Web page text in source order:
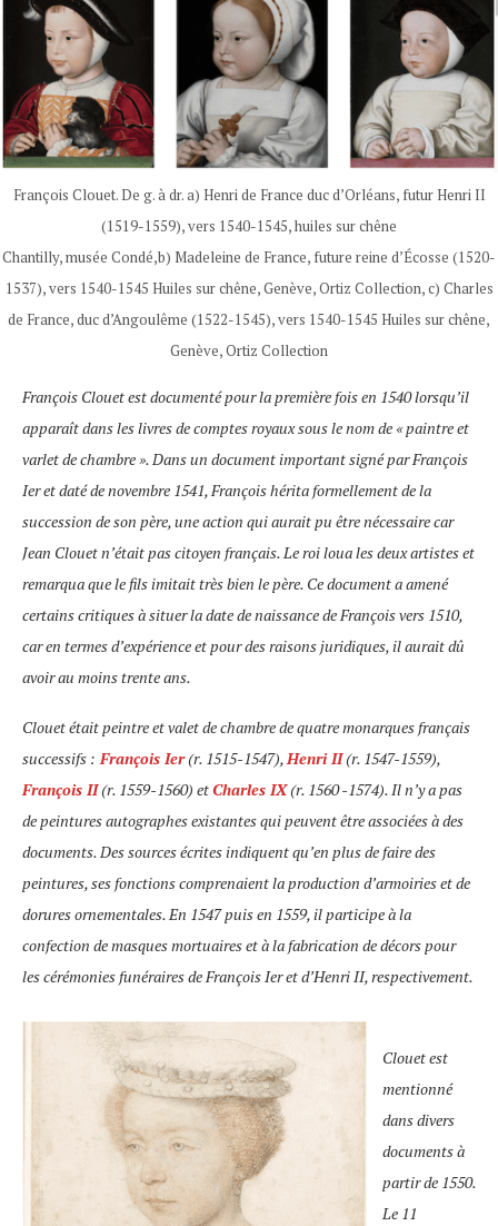
François Clouet. De g. à dr. a) Henri de France duc d’Orléans, futur Henri II
(1519-1559), vers 1540-1545, huiles sur chêne
Chantilly, musée Condé,b) Madeleine de France, future reine d’Écosse (1520-
1537), vers 1540-1545 Huiles sur chêne, Genève, Ortiz Collection, c) Charles
de France, duc d’Angoulême (1522-1545), vers 1540-1545 Huiles sur chêne,
Genève, Ortiz Collection
François Clouet est documenté pour la première fois en 1540 lorsqu’il
apparaît dans les livres de comptes royaux sous le nom de « paintre et
varlet de chambre ». Dans un document important signé par François
Ier et daté de novembre 1541, François hérita formellement de la
succession de son père, une action qui aurait pu être nécessaire car
Jean Clouet n’était pas citoyen français. Le roi loua les deux artistes et
remarqua que le fils imitait très bien le père. Ce document a amené
certains critiques à situer la date de naissance de François vers 1510,
car en termes d’expérience et pour des raisons juridiques, il aurait dû
avoir au moins trente ans.
Clouet était peintre et valet de chambre de quatre monarques français
successifs : François Ier(r. 1515-1547),Henri II(r. 1547-1559),
François II(r. 1559-1560) etCharles IX(r. 1560 -1574). Il n’y a pas
de peintures autographes existantes qui peuvent être associées à des
documents. Des sources écrites indiquent qu’en plus de faire des
peintures, ses fonctions comprenaient la production d’armoiries et de
dorures ornementales. En 1547 puis en 1559, il participe à la
confection de masques mortuaires et à la fabrication de décors pour
les cérémonies funéraires de François Ier et d’Henri II, respectivement.
Clouet est
mentionné
dans divers
documents à
partir de 1550.
Le 11